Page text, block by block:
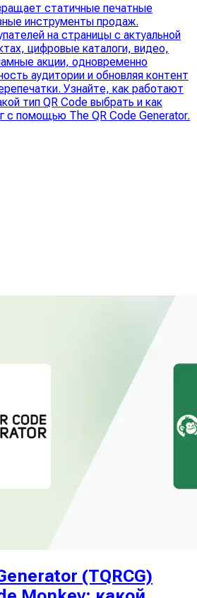
статичные печатные
инструменты продаж.
на страницы с актуальной
цифровые каталоги, видео,
акции, одновременно
аудитории и обновляя контент
Узнайте, как работают
тип QR Code выбрать и как
с помощью The QR Code Generator.
(TQRCG)